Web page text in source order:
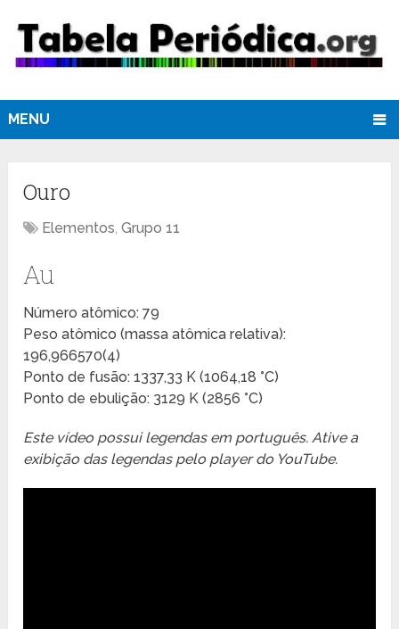
MENU
Ouro
Elementos,Grupo 11
Au
Número atômico: 79
Peso atômico (massa atômica relativa):
196,966570(4)
Ponto de fusão: 1337,33 K (1064,18 °C)
Ponto de ebulição: 3129 K (2856 °C)
Este vídeo possui legendas em português. Ative a
exibição das legendas pelo player do YouTube.